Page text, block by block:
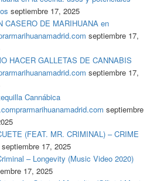
septiembre 17, 2025
CASERO DE MARIHUANA en
septiembre 17,
HACER GALLETAS DE CANNABIS
septiembre 17,
Cannábica
septiembre
(FEAT. MR. CRIMINAL) – CRIME
septiembre 17, 2025
– Longevity (Music Video 2020)
17, 2025